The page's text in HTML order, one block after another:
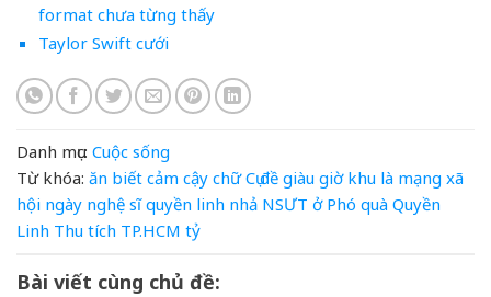
format chưa từng thấy
Taylor Swift cưới
Danh mục: Cuộc sống
Từ khóa: ăn biết cảm cậy chữ Cụ đề giàu giờ khu là mạng xã
hội ngày nghệ sĩ quyền linh nhả NSƯT ở Phó quà Quyền
Linh Thu tích TP.HCM tỷ
Bài viết cùng chủ đề: